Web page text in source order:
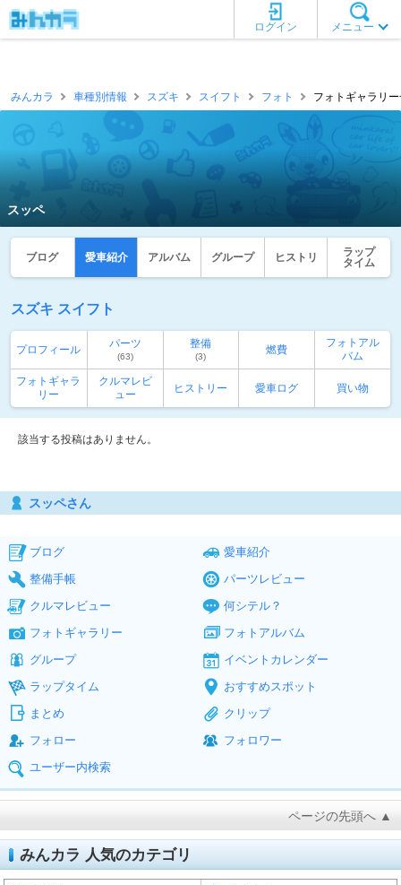
メニュー
ログイン
みんカラ 車種別情報 スズキ スイフト フォト フォトギャラリ
スッペ
ブログ 愛車紹介 アルバム グループ ヒストリ
ラップ
タイム
スズキ スイフト
プロフィール パーツ
(63)
整備
(3)
燃費
フォトアル
バム
フォトギャラ
リー
クルマレビ
ュー
ヒストリー 愛車ログ 買い物
該当する投稿はありません。
スッペさん
ブログ
愛車紹介
整備手帳
パーツレビュー
クルマレビュー
何シテル？
フォトギャラリー
フォトアルバム
グループ
イベントカレンダー
ラップタイム
おすすめスポット
まとめ
クリップ
フォロー
フォロワー
ユーザー内検索
ページの先頭へ ▲
みんカラ 人気のカテゴリ